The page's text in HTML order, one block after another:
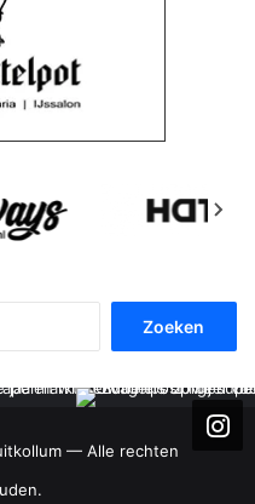
— Alle rechten